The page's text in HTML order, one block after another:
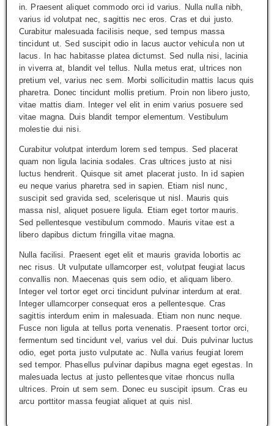
in. Praesent aliquet commodo orci id varius. Nulla nulla nibh,
varius id volutpat nec, sagittis nec eros. Cras et dui justo.
Curabitur malesuada facilisis neque, sed tempus massa
tincidunt ut. Sed suscipit odio in lacus auctor vehicula non ut
lacus. In hac habitasse platea dictumst. Sed nulla nisi, lacinia
in viverra at, blandit vel tellus. Nulla metus erat, ultrices non
pretium vel, varius nec sem. Morbi sollicitudin mattis lacus quis
pharetra. Donec tincidunt mollis pretium. Proin non libero justo,
vitae mattis diam. Integer vel elit in enim varius posuere sed
vitae magna. Duis blandit tempor elementum. Vestibulum
molestie dui nisi.
Curabitur volutpat interdum lorem sed tempus. Sed placerat
quam non ligula lacinia sodales. Cras ultrices justo at nisi
luctus hendrerit. Quisque sit amet placerat justo. In id sapien
eu neque varius pharetra sed in sapien. Etiam nisl nunc,
suscipit sed gravida sed, scelerisque ut nisl. Mauris quis
massa nisl, aliquet posuere ligula. Etiam eget tortor mauris.
Sed pellentesque vestibulum commodo. Mauris vitae est a
libero dapibus dictum fringilla vitae magna.
Nulla facilisi. Praesent eget elit et mauris gravida lobortis ac
nec risus. Ut vulputate ullamcorper est, volutpat feugiat lacus
convallis non. Maecenas quis sem odio, et aliquam libero.
Integer vel tortor eget orci tincidunt pulvinar interdum at erat.
Integer ullamcorper consequat eros a pellentesque. Cras
sagittis interdum enim in malesuada. Etiam non nunc neque.
Fusce non ligula at tellus porta venenatis. Praesent tortor orci,
fermentum sed tincidunt vel, varius vel dui. Duis pulvinar luctus
odio, eget porta justo vulputate ac. Nulla varius feugiat lorem
sed tempor. Phasellus pulvinar dapibus magna eget egestas. In
malesuada lectus at justo pellentesque vitae rhoncus nulla
ultrices. Proin ut sem sem. Donec eu suscipit ipsum. Cras eu
arcu porttitor massa feugiat aliquet at quis nisl.